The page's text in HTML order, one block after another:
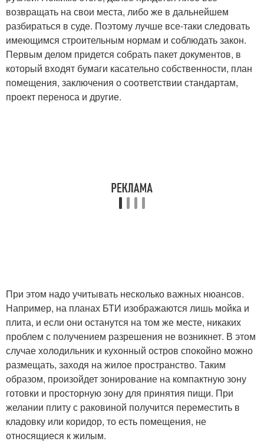
возвращать на свои места, либо же в дальнейшем
разбираться в суде. Поэтому лучше все-таки следовать
имеющимся строительным нормам и соблюдать закон.
Первым делом придется собрать пакет документов, в
который входят бумаги касательно собственности, план
помещения, заключения о соответствии стандартам,
проект переноса и другие.
При этом надо учитывать несколько важных нюансов.
Например, на планах БТИ изображаются лишь мойка и
плита, и если они останутся на том же месте, никаких
проблем с получением разрешения не возникнет. В этом
случае холодильник и кухонный остров спокойно можно
размещать, заходя на жилое пространство. Таким
образом, произойдет зонирование на компактную зону
готовки и просторную зону для принятия пищи. При
желании плиту с раковиной получится переместить в
кладовку или коридор, то есть помещения, не
относящиеся к жилым.